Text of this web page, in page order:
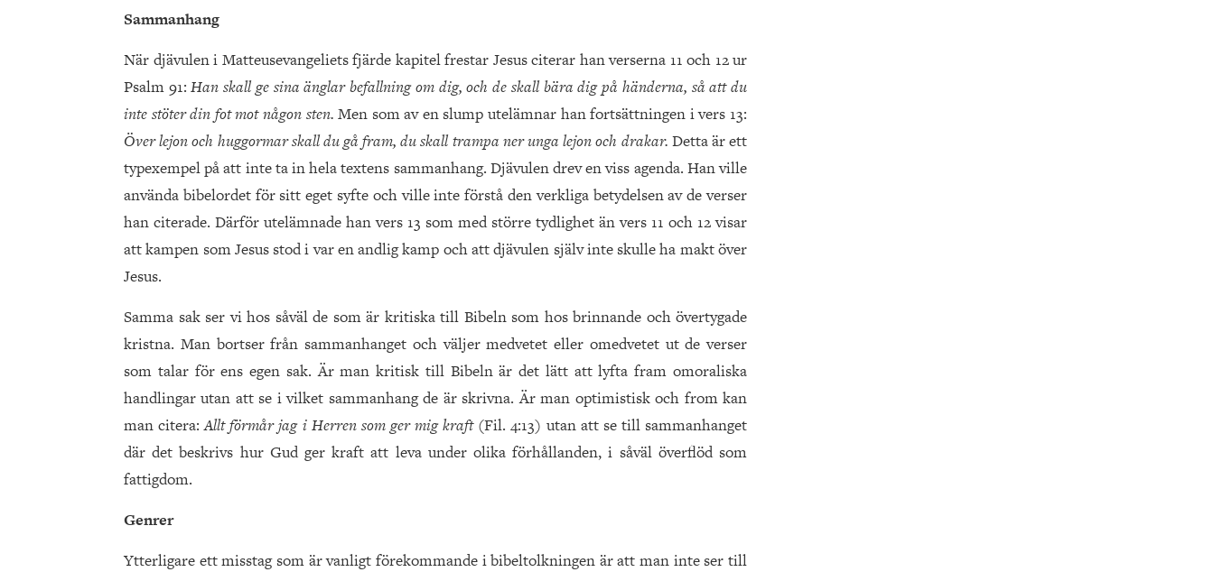
Sammanhang
När djävulen i Matteusevangeliets fjärde kapitel frestar Jesus citerar han verserna 11 och 12 ur
Psalm 91:Han skall ge sina änglar befallning om dig, och de skall bära dig på händerna, så att du
inte stöter din fot mot någon sten.Men som av en slump utelämnar han fortsättningen i vers 13:
Över lejon och huggormar skall du gå fram, du skall trampa ner unga lejon och drakar. Detta är ett
typexempel på att inte ta in hela textens sammanhang. Djävulen drev en viss agenda. Han ville
använda bibelordet för sitt eget syfte och ville inte förstå den verkliga betydelsen av de verser
han citerade. Därför utelämnade han vers 13 som med större tydlighet än vers 11 och 12 visar
att kampen som Jesus stod i var en andlig kamp och att djävulen själv inte skulle ha makt över
Jesus.
Samma sak ser vi hos såväl de som är kritiska till Bibeln som hos brinnande och övertygade
kristna. Man bortser från sammanhanget och väljer medvetet eller omedvetet ut de verser
som talar för ens egen sak. Är man kritisk till Bibeln är det lätt att lyfta fram omoraliska
handlingar utan att se i vilket sammanhang de är skrivna. Är man optimistisk och from kan
man citera:Allt förmår jag i Herren som ger mig kraft (Fil. 4:13) utan att se till sammanhanget
där det beskrivs hur Gud ger kraft att leva under olika förhållanden, i såväl överflöd som
fattigdom.
Genrer
Ytterligare ett misstag som är vanligt förekommande i bibeltolkningen är att man inte ser till